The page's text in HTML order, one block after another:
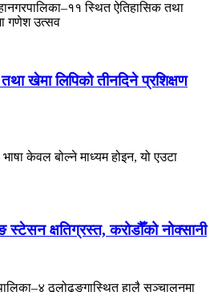
स्थित ऐतिहासिक तथा
गणेश उत्सव
खेमा लिपिको तीनदिने प्रशिक्षण
केवल बोल्ने माध्यम होइन, यो एउटा
स्टेसन क्षतिग्रस्त, करोडौँको नोक्सानी
ठूलोढुङ्गास्थित हालै सञ्चालनमा